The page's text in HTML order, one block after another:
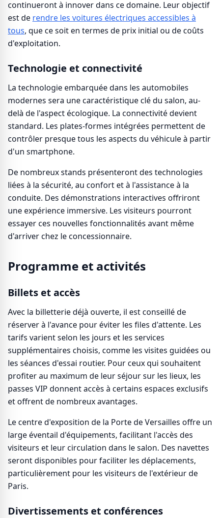
continueront à innover dans ce domaine. Leur objectif
est de rendre les voitures électriques accessibles à
tous, que ce soit en termes de prix initial ou de coûts
d'exploitation.
Technologie et connectivité
La technologie embarquée dans les automobiles
modernes sera une caractéristique clé du salon, au-
delà de l'aspect écologique. La connectivité devient
standard. Les plates-formes intégrées permettent de
contrôler presque tous les aspects du véhicule à partir
d'un smartphone.
De nombreux stands présenteront des technologies
liées à la sécurité, au confort et à l'assistance à la
conduite. Des démonstrations interactives offriront
une expérience immersive. Les visiteurs pourront
essayer ces nouvelles fonctionnalités avant même
d'arriver chez le concessionnaire.
Programme et activités
Billets et accès
Avec la billetterie déjà ouverte, il est conseillé de
réserver à l'avance pour éviter les files d'attente. Les
tarifs varient selon les jours et les services
supplémentaires choisis, comme les visites guidées ou
les séances d'essai routier. Pour ceux qui souhaitent
profiter au maximum de leur séjour sur les lieux, les
passes VIP donnent accès à certains espaces exclusifs
et offrent de nombreux avantages.
Le centre d'exposition de la Porte de Versailles offre un
large éventail d'équipements, facilitant l'accès des
visiteurs et leur circulation dans le salon. Des navettes
seront disponibles pour faciliter les déplacements,
particulièrement pour les visiteurs de l'extérieur de
Paris.
Divertissements et conférences